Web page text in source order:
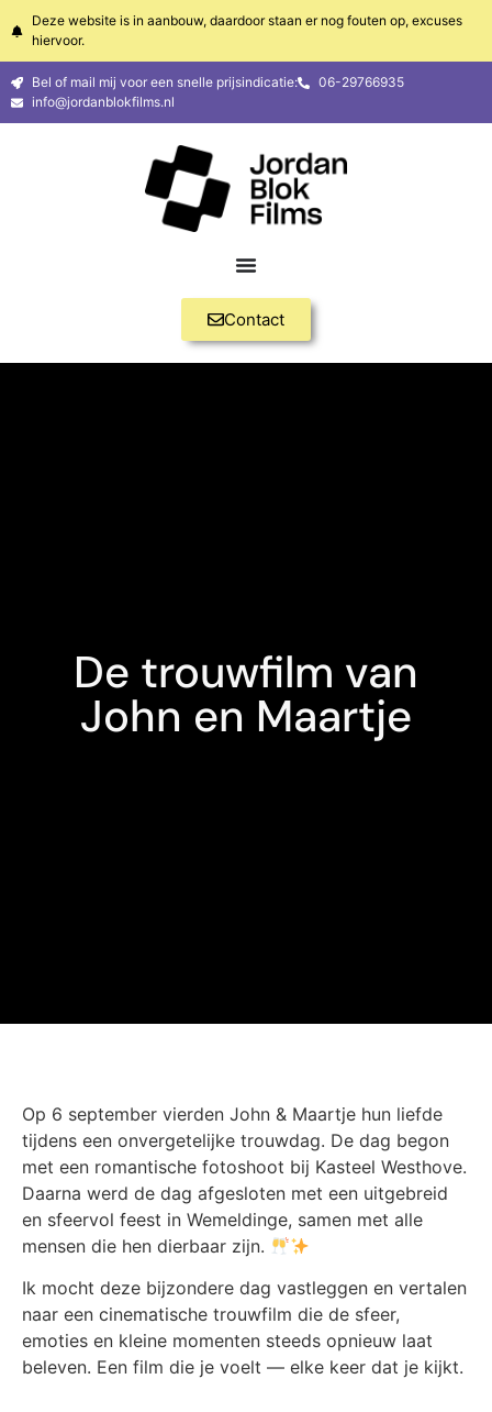
Deze website is in aanbouw, daardoor staan er nog fouten op, excuses
hiervoor.
Bel of mail mij voor een snelle prijsindicatie:
06-29766935
info@jordanblokfilms.nl
Contact
De trouwfilm van
John en Maartje
Op 6 september vierden John & Maartje hun liefde
tijdens een onvergetelijke trouwdag. De dag begon
met een romantische fotoshoot bij Kasteel Westhove.
Daarna werd de dag afgesloten met een uitgebreid
en sfeervol feest in Wemeldinge, samen met alle
mensen die hen dierbaar zijn.
Ik mocht deze bijzondere dag vastleggen en vertalen
naar een cinematische trouwfilm die de sfeer,
emoties en kleine momenten steeds opnieuw laat
beleven. Een film die je voelt — elke keer dat je kijkt.